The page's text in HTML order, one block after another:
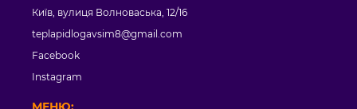
Київ, вулиця Волноваська, 12/16
teplapidlogavsim8@gmail.com
Facebook
Instagram